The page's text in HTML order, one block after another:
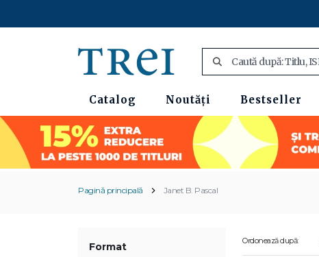
Catalog Noutăți Bestseller
Pagină principală Janet B. Pascal
Format
Ordonează după: